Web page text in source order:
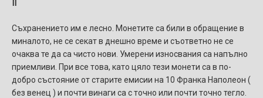
Съхранението им е лесно. Монетите са били в обращение в
миналото, не се секат в днешно време и съответно не се
очаква те да са чисто нови. Умерени износвания са напълно
приемливи. При все това, като цяло тези монети са в по-
добро състояние от старите емисии на 10 Франка Наполеон (
без венец ) и почти винаги са с точно или почти точно тегло.